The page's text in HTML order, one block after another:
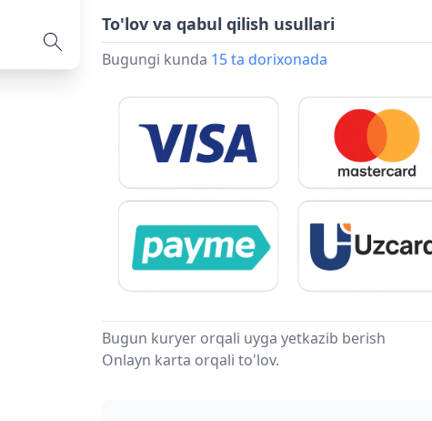
To'lov va qabul qilish usullari
Bugungi kunda 15 ta dorixonada
Bugun kuryer orqali uyga yetkazib berish
Onlayn karta orqali to'lov.